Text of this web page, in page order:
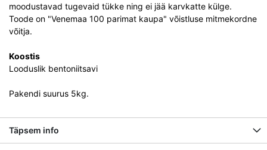
moodustavad tugevaid tükke ning ei jää karvkatte külge.
Toode on "Venemaa 100 parimat kaupa" võistluse mitmekordne
võitja.
Koostis
Looduslik bentoniitsavi
Pakendi suurus 5kg.
Täpsem info